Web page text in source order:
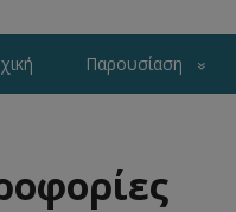
Παρουσίαση